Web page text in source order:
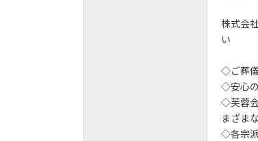
株式会
い
◇ご葬儀
◇安心の
◇芙蓉会
まざま
◇各宗派